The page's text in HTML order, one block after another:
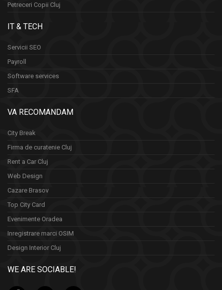
Petreceri Copii Cluj
IT & TECH
Servicii SEO
Payroll
Software services
SFA
VA RECOMANDAM
City Break
Firma de curatenie Cluj
Rent a Car Cluj
Web Design
Cazare Brasov
Top City Card
Evenimente Oradea
Inregistrare marci OSIM
Design Interior Cluj
WE ARE SOCIABLE!